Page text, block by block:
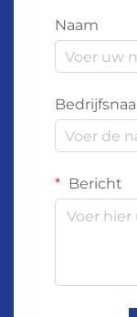
Naam
Bericht